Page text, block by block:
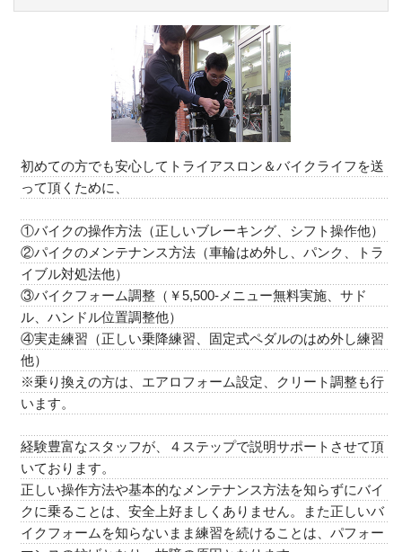
初めての方でも安心してトライアスロン＆バイクライフを送
って頂くために、
①バイクの操作方法（正しいブレーキング、シフト操作他）
②パイクのメンテナンス方法（車輪はめ外し、パンク、トラ
イブル対処法他）
③バイクフォーム調整（￥5,500-メニュー無料実施、サド
ル、ハンドル位置調整他）
④実走練習（正しい乗降練習、固定式ペダルのはめ外し練習
他）
※乗り換えの方は、エアロフォーム設定、クリート調整も行
います。
経験豊富なスタッフが、４ステップで説明サポートさせて頂
いております。
正しい操作方法や基本的なメンテナンス方法を知らずにバイ
クに乗ることは、安全上好ましくありません。また正しいバ
イクフォームを知らないまま練習を続けることは、パフォー